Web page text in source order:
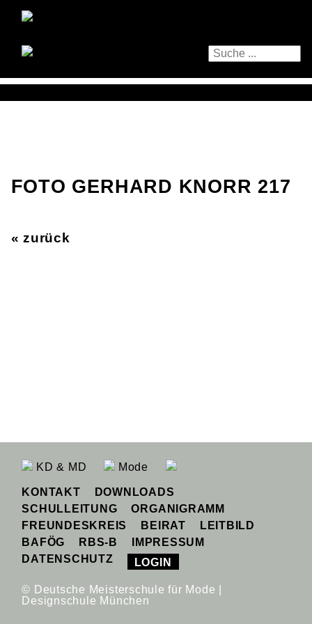
FOTO GERHARD KNORR 217
« zurück
KD & MD Mode
KONTAKT
DOWNLOADS
SCHULLEITUNG
ORGANIGRAMM
FREUNDESKREIS
BEIRAT
LEITBILD
BAFÖG
RBS-B
IMPRESSUM
DATENSCHUTZ
LOGIN
© Deutsche Meisterschule für Mode |
Designschule München